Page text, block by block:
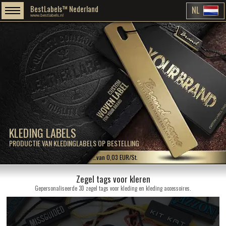
KLEDING LABELS
PRODUCTIE VAN KLEDINGLABELS OP BESTELLING
BestLabels™ Nederland
www.bestlabels.nl NL
…van 0,03 EUR/St.
Zegel tags voor kleren
Gepersonaliseerde 3D zegel tags voor kleding en kleding accessoires.